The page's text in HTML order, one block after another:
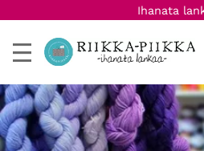
Ihanata